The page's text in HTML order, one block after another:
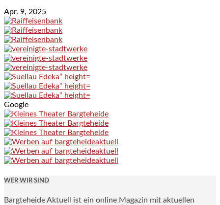
Apr. 9, 2025
Google
WER WIR SIND
Bargteheide Aktuell ist ein online Magazin mit aktuellen